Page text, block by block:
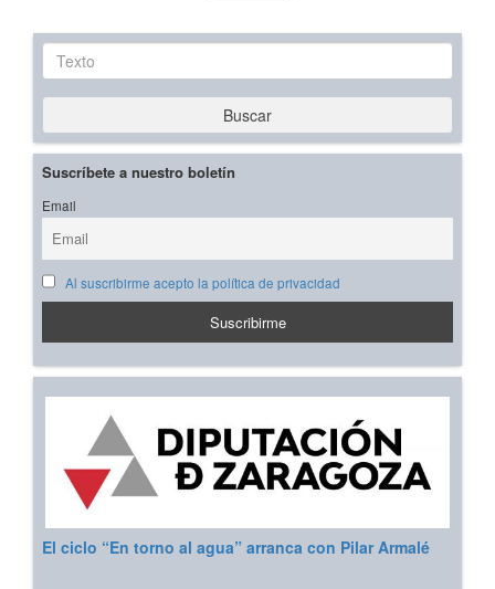
Texto
Buscar
Suscríbete a nuestro boletín
Email
Al suscribirme acepto la política de privacidad
El ciclo “En torno al agua” arranca con Pilar Armalé